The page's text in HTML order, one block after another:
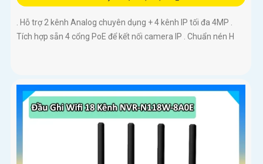
. Hỗ trợ 2 kênh Analog chuyên dụng + 4 kênh IP tối đa 4MP .
Tích hợp sẵn 4 cổng PoE để kết nối camera IP . Chuẩn nén H